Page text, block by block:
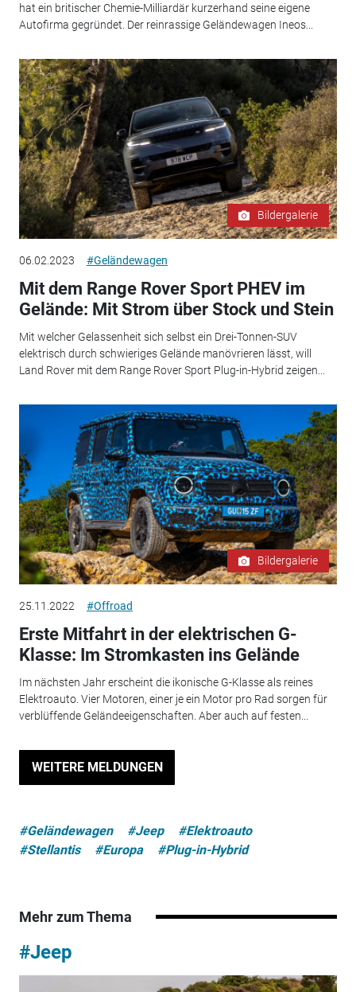
hat ein britischer Chemie-Milliardär kurzerhand seine eigene
Autofirma gegründet. Der reinrassige Geländewagen Ineos...
Bildergalerie
06.02.2023 #Geländewagen
Mit dem Range Rover Sport PHEV im
Gelände: Mit Strom über Stock und Stein
Mit welcher Gelassenheit sich selbst ein Drei-Tonnen-SUV
elektrisch durch schwieriges Gelände manövrieren lässt, will
Land Rover mit dem Range Rover Sport Plug-in-Hybrid zeigen...
Bildergalerie
25.11.2022 #Offroad
Erste Mitfahrt in der elektrischen G-
Klasse: Im Stromkasten ins Gelände
Im nächsten Jahr erscheint die ikonische G-Klasse als reines
Elektroauto. Vier Motoren, einer je ein Motor pro Rad sorgen für
verblüffende Geländeeigenschaften. Aber auch auf festen...
WEITERE MELDUNGEN
#Geländewagen #Jeep
#Elektroauto
#Stellantis
#Europa #Plug-in-Hybrid
Mehr zum Thema
#Jeep